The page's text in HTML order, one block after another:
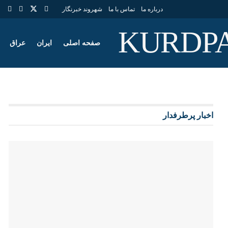
درباره ما تماس با ما شهروند خبرنگار
صفحه اصلی ایران عراق
اخبار پرطرفدار